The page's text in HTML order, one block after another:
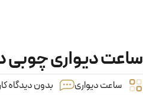
ساعت دیواری چوبی
ساعت دیواری بدون دیدگاه